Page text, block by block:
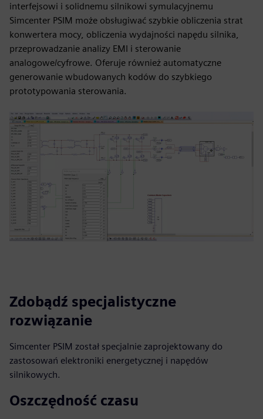
interfejsowi i solidnemu silnikowi symulacyjnemu
Simcenter PSIM może obsługiwać szybkie obliczenia strat
konwertera mocy, obliczenia wydajności napędu silnika,
przeprowadzanie analizy EMI i sterowanie
analogowe/cyfrowe. Oferuje również automatyczne
generowanie wbudowanych kodów do szybkiego
prototypowania sterowania.
Zdobądź specjalistyczne
rozwiązanie
Simcenter PSIM został specjalnie zaprojektowany do
zastosowań elektroniki energetycznej i napędów
silnikowych.
Oszczędność czasu